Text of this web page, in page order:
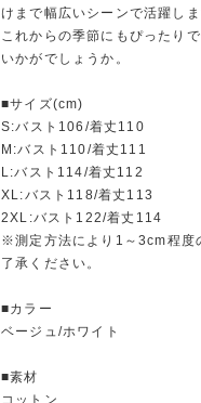
けまで幅広いシーンで活躍しま
これからの季節にもぴったり
いかがでしょうか。
■サイズ(cm)
S:バスト106/着丈110
M:バスト110/着丈111
L:バスト114/着丈112
XL:バスト118/着丈113
2XL:バスト122/着丈114
※測定方法により1～3cm程度
了承ください。
■カラー
ベージュ/ホワイト
■素材